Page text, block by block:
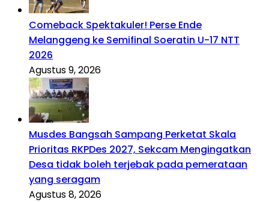
Comeback Spektakuler! Perse Ende
Melanggeng ke Semifinal Soeratin U-17 NTT
2026
Agustus 9, 2026
Musdes Bangsah Sampang Perketat Skala
Prioritas RKPDes 2027, Sekcam Mengingatkan
Desa tidak boleh terjebak pada pemerataan
yang seragam
Agustus 8, 2026